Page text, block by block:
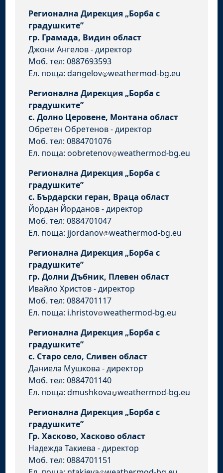
Регионална Дирекция „Борба с
градушките”
гр. Грамада, Видин област
Джони Ангелов - директор
Моб. тел: 0887693593
Ел. поща: dangelov weathermod-bg.eu
Регионална Дирекция „Борба с
градушките”
с. Долно Церовене, Монтана област
Обретен Обретенов - директор
Моб. тел: 0884701076
Ел. поща: oobretenov weathermod-bg.eu
Регионална Дирекция „Борба с
градушките”
с. Бърдарски геран, Враца област
Йордан Йорданов - директор
Моб. тел: 0884701047
Ел. поща: jjordanov weathermod-bg.eu
Регионална Дирекция „Борба с
градушките”
гр. Долни Дъбник, Плевен област
Ивайло Христов - директор
Моб. тел: 0884701117
Ел. поща: i.hristov weathermod-bg.eu
Регионална Дирекция „Борба с
градушките”
с. Старо село, Сливен област
Даниела Мушкова - директор
Моб. тел: 0884701140
Ел. поща: dmushkova weathermod-bg.eu
Регионална Дирекция „Борба с
градушките”
Гр. Хасково, Хасково област
Надежда Такиева - директор
Моб. тел: 0884701151